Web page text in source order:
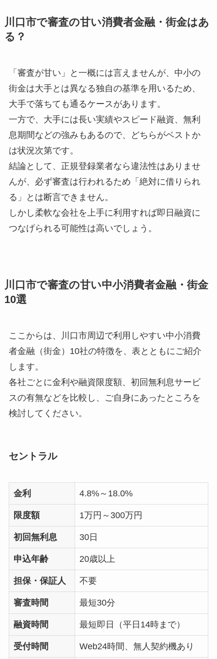
川口市で審査の甘い消費者金融・街金はあ
る？
「審査が甘い」と一概には言えませんが、中小の
街金は大手とは異なる独自の基準を用いるため、
大手で落ちても通るケースがあります。
一方で、大手には長い実績やスピード融資、無利
息期間などの強みもあるので、どちらがベストか
は状況次第です。
結論として、正規登録業者なら違法性はありませ
んが、必ず審査は行われるため「絶対に借りられ
る」とは断言できません。
しかし柔軟な会社を上手に利用すれば即日融資に
つなげられる可能性は高いでしょう。
川口市で審査の甘い中小消費者金融・街金
10選
ここからは、川口市周辺で利用しやすい中小消費
者金融（街金）10社の特徴を、表とともにご紹介
します。
各社ごとに金利や融資限度額、初回無利息サービ
スの有無などを比較し、ご自身にあったところを
検討してください。
セントラル
金利 4.8%～18.0%
限度額 1万円～300万円
初回無利息 30日
申込年齢 20歳以上
担保・保証人 不要
審査時間 最短30分
融資時間 最短即日（平日14時まで）
受付時間 Web24時間、無人契約機あり